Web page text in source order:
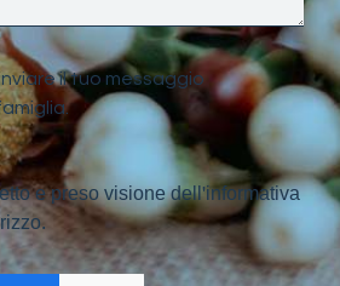
il tuo messaggio
e preso visione dell'informativa